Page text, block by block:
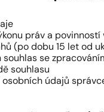
práv a
(po dobu 15 let od
souhlas se
souhlasu
údajů